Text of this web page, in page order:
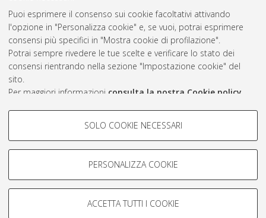
Puoi esprimere il consenso sui cookie facoltativi attivando
l'opzione in "Personalizza cookie" e, se vuoi, potrai esprimere
consensi più specifici in "Mostra cookie di profilazione".
Potrai sempre rivedere le tue scelte e verificare lo stato dei
consensi rientrando nella sezione "Impostazione cookie" del
sito.
Per maggiori informazioni consulta la nostra Cookie policy
COOKIE DI PROFILAZIONE -
Si tratta di cookie utilizzati per analizzare le caratteristiche della
navigazione degli utenti, creare profili in base al loro comportamento
Mostra cookie di profilazione
SOLO COOKIE NECESSARI
PERSONALIZZA COOKIE
ACCETTA TUTTI I COOKIE
Rss 1.0
Rss 2.0
AMS Laurea
Impostazioni Cookie
Informativa sulla privacy
Condizioni d’uso del sito